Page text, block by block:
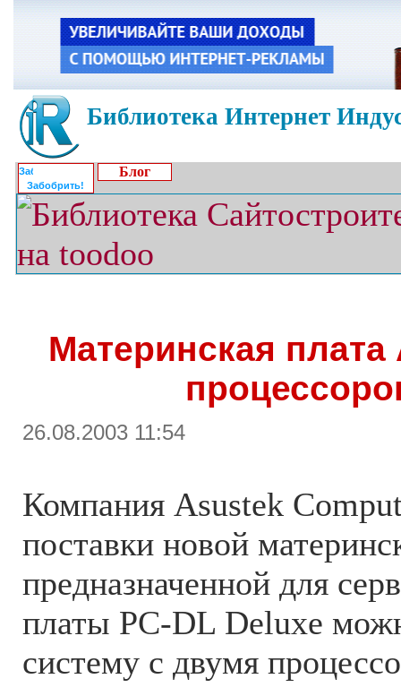
Библиотека Интернет
Забобрить!
Блог
Материнская
26.08.2003 11:54
Компания Asustek
поставки новой
предназначенной для
платы PC-DL Deluxe
систему с двумя